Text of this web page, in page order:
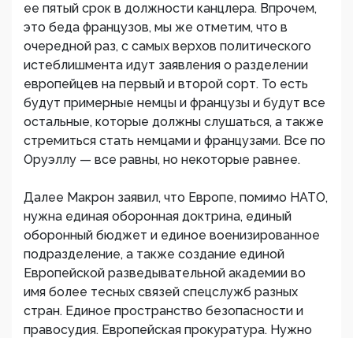
ее пятый срок в должности канцлера. Впрочем,
это беда французов, мы же отметим, что в
очередной раз, с самых верхов политического
истеблишмента идут заявления о разделении
европейцев на первый и второй сорт. То есть
будут примерные немцы и французы и будут все
остальные, которые должны слушаться, а также
стремиться стать немцами и французами. Все по
Оруэллу — все равны, но некоторые равнее.
Далее Макрон заявил, что Европе, помимо НАТО,
нужна единая оборонная доктрина, единый
оборонный бюджет и единое военизированное
подразделение, а также создание единой
Европейской разведывательной академии во
имя более тесных связей спецслужб разных
стран. Единое пространство безопасности и
правосудия. Европейская прокуратура. Нужно